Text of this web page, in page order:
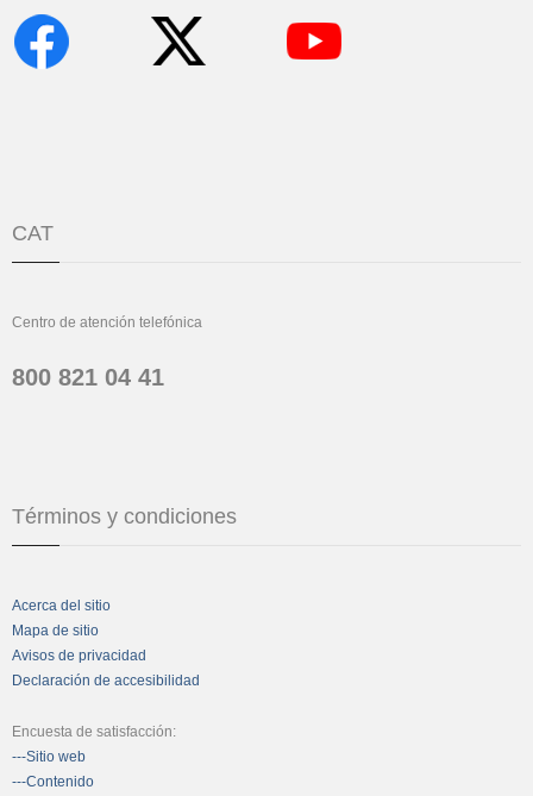
CAT
Centro de atención telefónica
800 821 04 41
Términos y condiciones
Acerca del sitio
Mapa de sitio
Avisos de privacidad
Declaración de accesibilidad
Encuesta de satisfacción:
---Sitio web
---Contenido